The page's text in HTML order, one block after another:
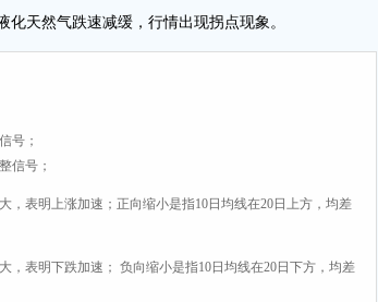
天然气跌速减缓，行情出现拐点现象。
号；
信号；
，表明上涨加速；正向缩小是指10日均线在20日上方，均差
，表明下跌加速； 负向缩小是指10日均线在20日下方，均差